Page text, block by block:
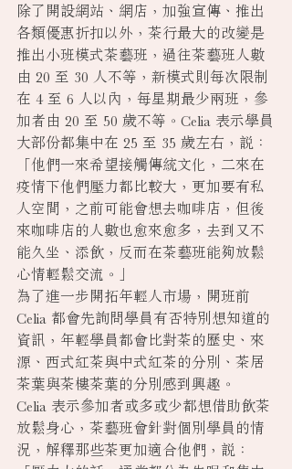
除了開設網站、網店，加強宣傳、推出
各類優惠折扣以外，茶行最大的改變是
推出小班模式茶藝班，過往茶藝班人數
由 20 至 30 人不等，新模式則每次限制
在 4 至 6 人以內，每星期最少兩班，參
加者由 20 至 50 歲不等。Celia 表示學員
大部份都集中在 25 至 35 歲左右，說：
「他們一來希望接觸傳統文化，二來在
疫情下他們壓力都比較大，更加要有私
人空間，之前可能會想去咖啡店，但後
來咖啡店的人數也愈來愈多，去到又不
能久坐、添飲，反而在茶藝班能夠放鬆
心情輕鬆交流。」
為了進一步開拓年輕人市場，開班前
Celia 都會先詢問學員有否特別想知道的
資訊，年輕學員都會比對茶的歷史、來
源、西式紅茶與中式紅茶的分別、茶居
茶葉與茶樓茶葉的分別感到興趣。
Celia 表示參加者或多或少都想借助飲茶
放鬆身心，茶藝班會針對個別學員的情
況，解釋那些茶更加適合他們，說：